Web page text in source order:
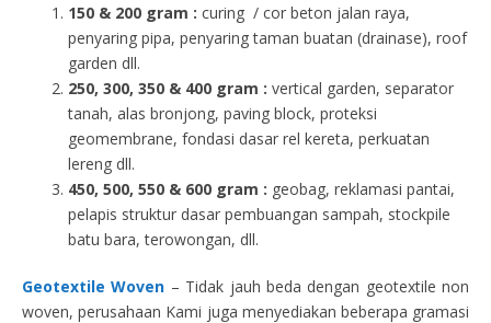
150 & 200 gram : curing / cor beton jalan raya,
penyaring pipa, penyaring taman buatan (drainase), roof
garden dll.
250, 300, 350 & 400 gram : vertical garden, separator
tanah, alas bronjong, paving block, proteksi
geomembrane, fondasi dasar rel kereta, perkuatan
lereng dll.
450, 500, 550 & 600 gram : geobag, reklamasi pantai,
pelapis struktur dasar pembuangan sampah, stockpile
batu bara, terowongan, dll.
Geotextile Woven – Tidak jauh beda dengan geotextile non
woven, perusahaan Kami juga menyediakan beberapa gramasi